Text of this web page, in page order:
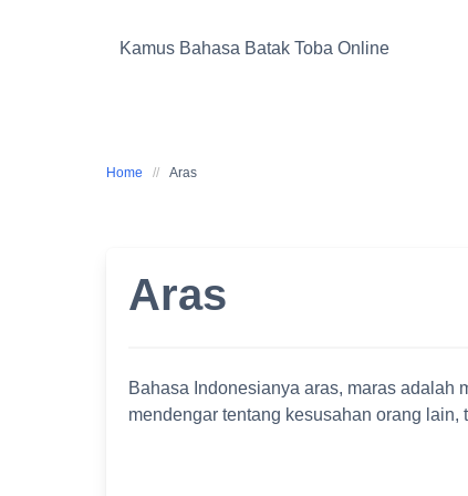
Kamus Bahasa Batak Toba Online
Home Aras
Aras
Bahasa Indonesianya aras, maras adalah
mendengar tentang kesusahan orang